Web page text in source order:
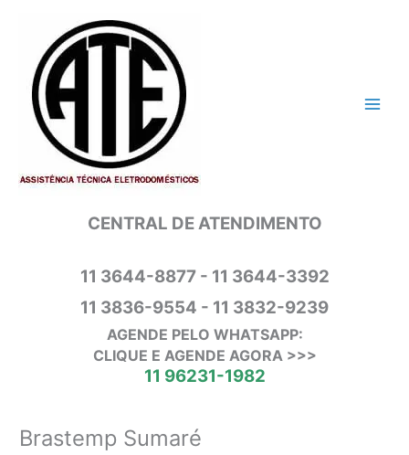
conteúdo
CENTRAL DE ATENDIMENTO
11 3644-8877 - 11 3644-3392
11 3836-9554 - 11 3832-9239
AGENDE PELO WHATSAPP:
CLIQUE E AGENDE AGORA >>>
11 96231-1982
Brastemp Sumaré